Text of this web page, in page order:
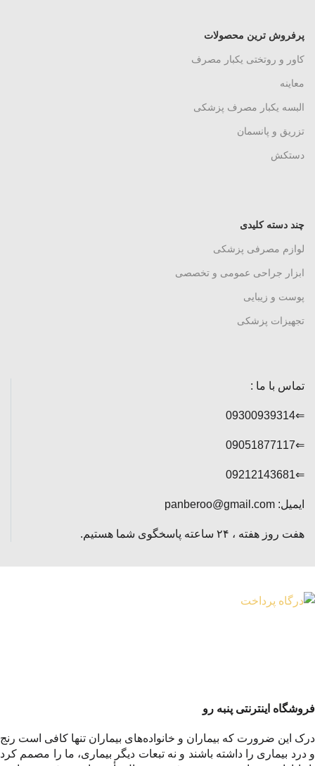
پرفروش ترین محصولات
کاور و روتختی یکبار مصرف
معاینه
البسه یکبار مصرف پزشکی
تزریق و پانسمان
دستکش
چند دسته کلیدی
لوازم مصرفی پزشکی
ابزار جراحی عمومی و تخصصی
پوست و زیبایی
تجهیزات پزشکی
تماس با ما :
⇐09300939314
⇐09051877117
⇐09212143681
ایمیل: panberoo@gmail.com
هفت روز هفته ، ۲۴ ساعته پاسخگوی شما هستیم.
فروشگاه اینترنتی پنبه رو
درک این ضرورت که بیماران و خانواده‌های بیماران تنها کافی است رنج
و درد بیماری را داشته باشند و نه تبعات دیگر بیماری، ما را مصمم کرد